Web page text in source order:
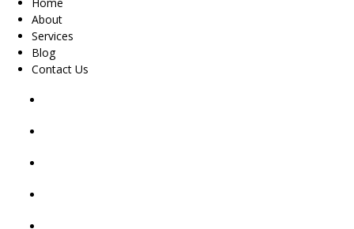
About
Services
Blog
Contact Us